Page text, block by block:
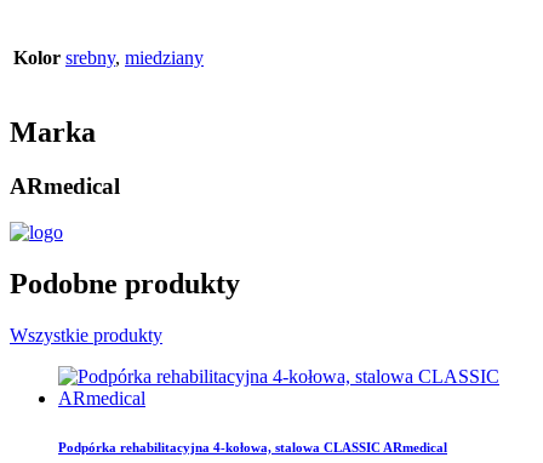
Kolor srebny, miedziany
Marka
ARmedical
Podobne produkty
Wszystkie produkty
Podpórka rehabilitacyjna 4-kołowa, stalowa CLASSIC ARmedical